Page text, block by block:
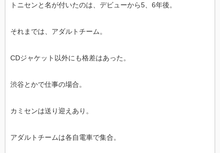
トニセンと名が付いたのは、デビューから5、6年後。
それまでは、アダルトチーム。
CDジャケット以外にも格差はあった。
渋谷とかで仕事の場合。
カミセンは送り迎えあり。
アダルトチームは各自電車で集合。